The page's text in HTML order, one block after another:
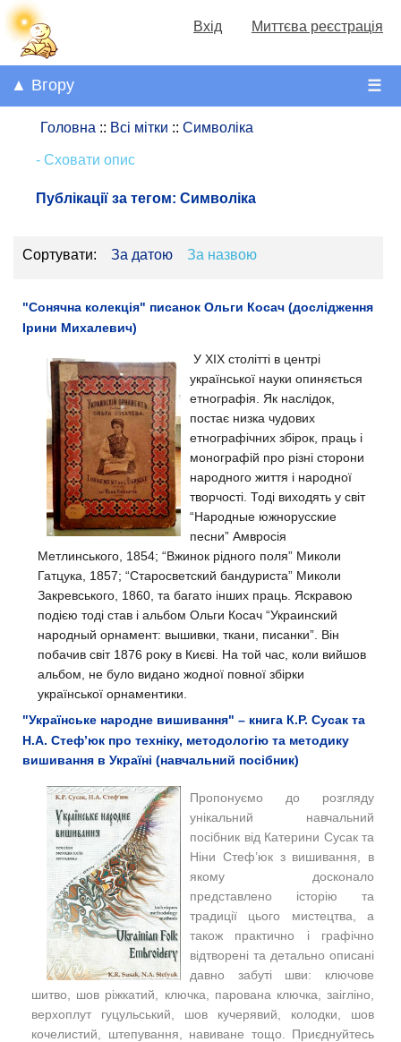
Вхід Миттєва реєстрація
☰
▲ Вгору
Головна :: Всі мітки :: Символіка
- Сховати опис
Публікації за тегом: Символіка
Сортувати: За датою За назвою
"Сонячна колекція" писанок Ольги Косач (дослідження
Ірини Михалевич)
У XIX столітті в центрі
української науки опиняється
етнографія. Як наслідок,
постає низка чудових
етнографічних збірок, праць і
монографій про різні сторони
народного життя і народної
творчості. Тоді виходять у світ
“Народные южнорусские
песни” Амвросія
Метлинського, 1854; “Вжинок рідного поля” Миколи
Гатцука, 1857; “Старосветский бандуриста” Миколи
Закревського, 1860, та багато інших праць. Яскравою
подією тоді став і альбом Ольги Косач “Украинский
народный орнамент: вышивки, ткани, писанки”. Він
побачив світ 1876 року в Києві. На той час, коли вийшов
альбом, не було видано жодної повної збірки
української орнаментики.
"Українське народне вишивання" – книга К.Р. Сусак та
Н.А. Стеф’юк про техніку, методологію та методику
вишивання в Україні (навчальний посібник)
Пропонуємо до розгляду
унікальний навчальний
посібник від Катерини Сусак та
Ніни Стеф’юк з вишивання, в
якому досконало
представлено історію та
традиції цього мистецтва, а
також практично і графічно
відтворені та детально описані
давно забуті шви: ключове
шитво, шов ріжкатий, ключка, парована ключка, заігліно,
верхоплут гуцульський, шов кучерявий, колодки, шов
кочелистий, штепування, навиване тощо. Приєднуйтесь